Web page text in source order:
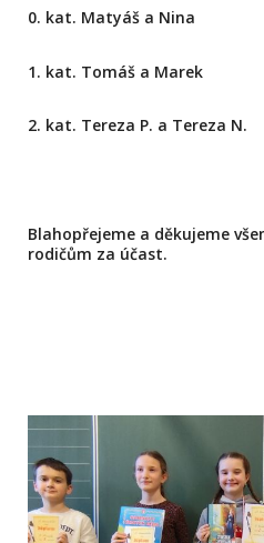
0. kat. Matyáš a Nina
1. kat. Tomáš a Marek
2. kat. Tereza P. a Tereza N.
Blahopřejeme a děkujeme
rodičům za účast.